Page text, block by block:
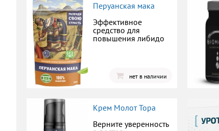
Перуанская мака
Эффективное
средство для
повышения либидо
нет в наличии
Крем Молот Тора
Верните уверенность